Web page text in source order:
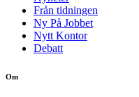
Från tidningen
Ny På Jobbet
Nytt Kontor
Debatt
Om